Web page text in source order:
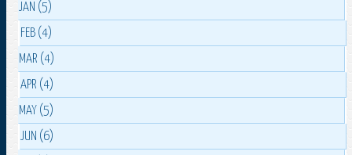
JAN (5)
FEB (4)
MAR (4)
APR (4)
MAY (5)
JUN (6)